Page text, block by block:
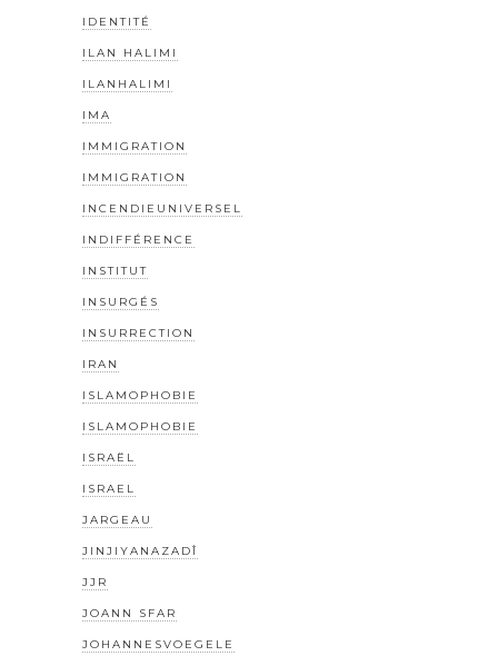
IDENTITÉ
ILAN HALIMI
ILANHALIMI
IMA
IMMIGRATION
IMMIGRATION
INCENDIEUNIVERSEL
INDIFFÉRENCE
INSTITUT
INSURGÉS
INSURRECTION
IRAN
ISLAMOPHOBIE
ISLAMOPHOBIE
ISRAËL
ISRAEL
JARGEAU
JINJIYANAZADÎ
JJR
JOANN SFAR
JOHANNESVOEGELE